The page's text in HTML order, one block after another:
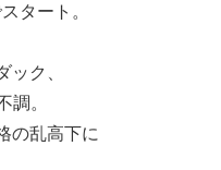
タート。
ック、
調。
の乱高下に